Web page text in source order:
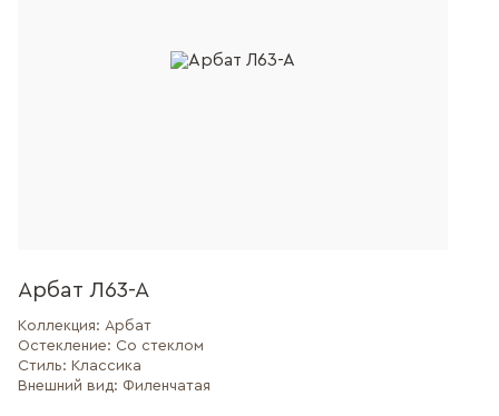
Арбат Л63-А
Коллекция: Арбат
Остекление: Со стеклом
Стиль: Классика
Внешний вид: Филенчатая